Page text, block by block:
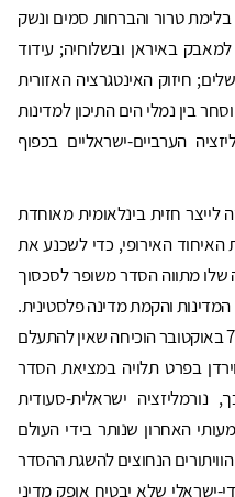
טרור והברחות סמים ונשק
באיראן ובשלוחיה; עידוד
חיזוק האינטגרציה האזורית
בין נמלי הים התיכון למדינות
הערביים-ישראליים בכפוף
לייצר חזית בינלאומית מאוחדת
האיחוד האירופי, כדי לשכנע את
מתווה הסדר משופר לסכסוך
והקמת מדינה פלסטינית.
לשיטתה של ירדן, המלחמה שפרצה ב-7 באוקטובר הוכיחה שאין להתעלם
בפרט תלויה במציאת הסדר
ישראלית-סעודית
האחרון שנותר בידי העולם
הנחוצים להשגת ההסדר
ישראלי שלא יבטיח אופק מדיני